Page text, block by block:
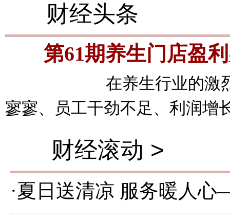
财经头条
第61期养生门店盈
在养生行业的激烈角
寥寥、员工干劲不足、利润增
财经滚动 >
·夏日送清凉 服务暖人